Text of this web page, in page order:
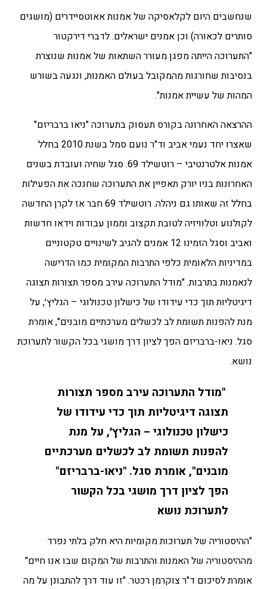
שנחשבים היום לקלאסיקה של אמנות אאוטסיידרים (מושגים
סותרים לכאורה) וכן אמנים ישראלים. לדברי דירקטור
"התערוכה הייתה מפגן מעורר השתאות של אמנות שנוצרת
בנסיבות שחורגות מהמקובל בעולם האמנות, ונגעה בשורש
המהות של עשיית אמנות".
ההרצאה האחרונה בקורס תעסוק בתערוכה "ניאו ברבריזם"
שאצרו יחד נעמי אביב וד"ר נועם סמל בשנת 2010 בחלל
אמנות אלטרנטיבי – רוטשילד 69. סגל שחיה ועובדת בשנים
האחרונות בניו יורק תאפיין את התערוכה שחנכה את הפעילות
בחלל זה שאותו גם ניהלה. רוטשילד 69 חבר אז לקרן החדשה
לקולנוע וטלוויזיה לטובת תקצוב וממון עבודות וידאו חדשות
ואביב וסגל הזמינו 12 אמנים להגיב לשינויים טקטוניים
במדיניות הלאומית כלפי התרבות המקומית כמו הדרישה
לנאמנות בתרבות. "מודל התערוכה עירב מספר תצורות תצוגה
דיגיטליות תוך כדי עידודו של כישלון טכנולוגי – הגליץ׳, על
מנת להפנות תשומת לב לכשלים מערכתיים מובנים", אומרת
סגל. ניאו-ברבריזם הפך לציון דרך מושגי בכל הקשור לתערוכת
נושא.
"מודל התערוכה עירב מספר תצורות
תצוגה דיגיטליות תוך כדי עידודו של
כישלון טכנולוגי – הגליץ׳, על מנת
להפנות תשומת לב לכשלים מערכתיים
מובנים", אומרת סגל. "ניאו-ברבריזם"
הפך לציון דרך מושגי בכל הקשור
לתערוכת נושא
"ההיסטוריה של תערוכות מקומיות היא חלק בלתי נפרד
מההיסטוריה של האמנות והתרבות של המקום שבו אנו חיים"
אומרת לסיכום ד"ר צוקרמן רכטר. "זו עוד דרך להתבונן על מה